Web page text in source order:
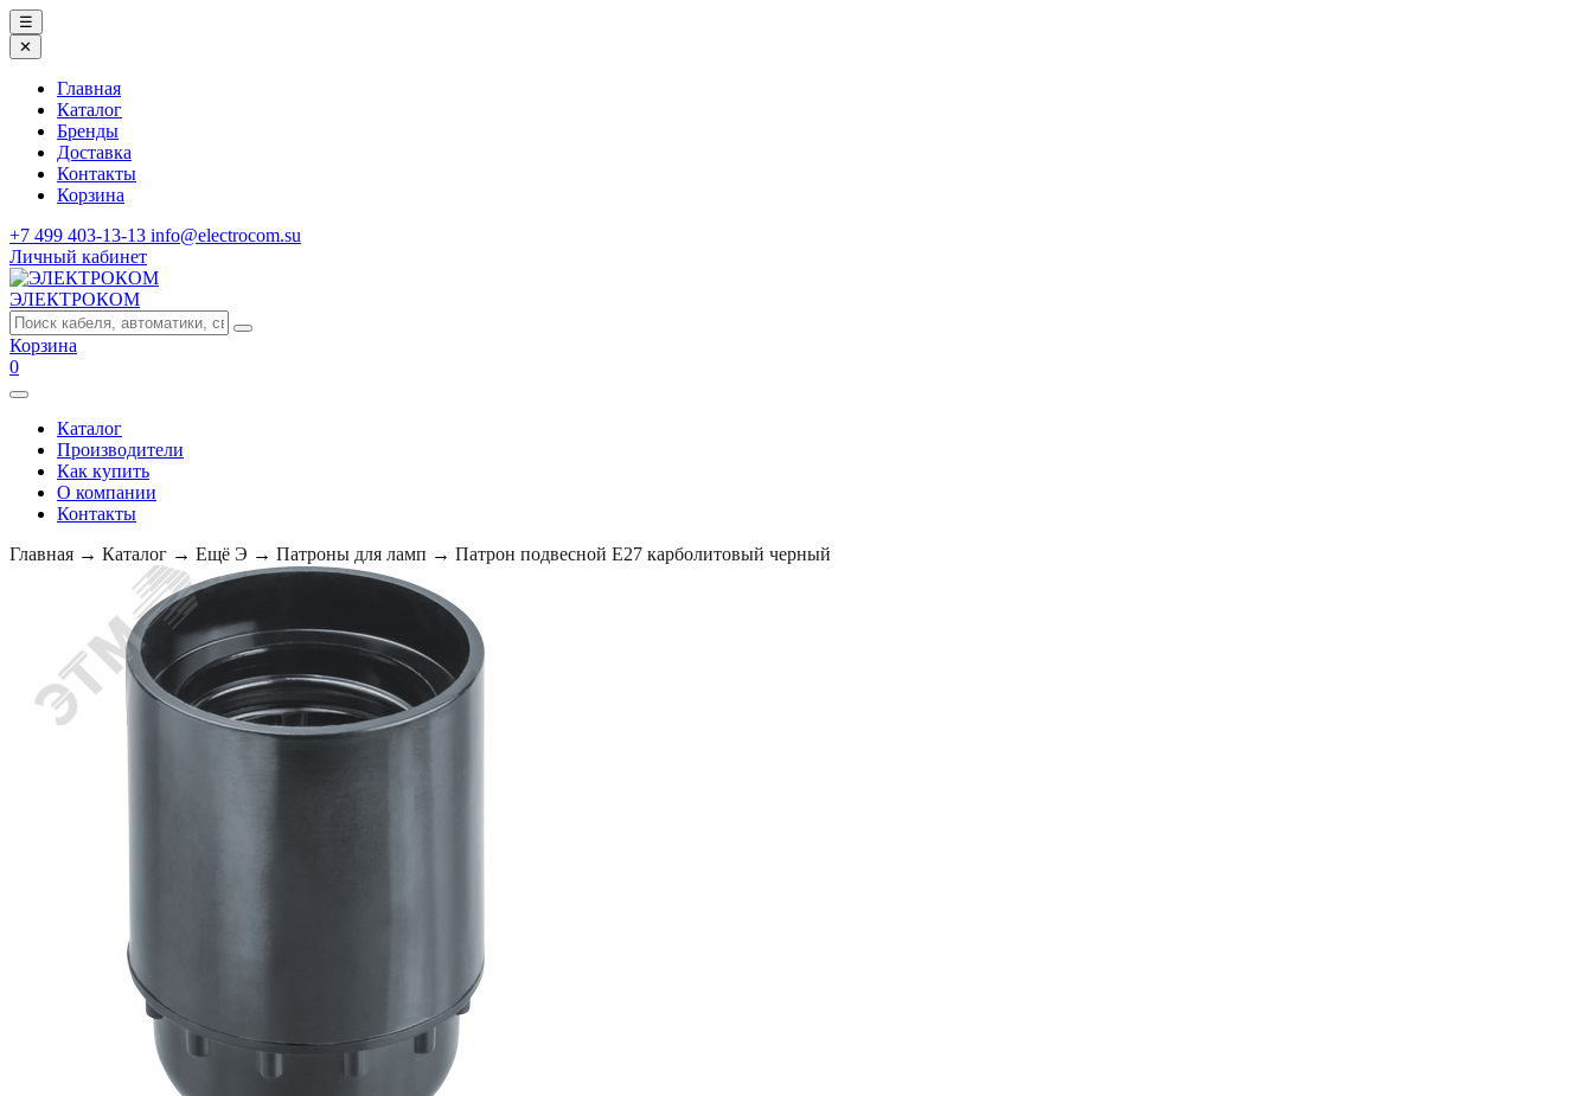
☰
✕
Главная
Каталог
Бренды
Доставка
Контакты
Корзина
+7 499 403-13-13 info@electrocom.su
Личный кабинет
ЭЛЕКТРОКОМ
Корзина
0
Каталог
Производители
Как купить
О компании
Контакты
Главная → Каталог → Ещё Э → Патроны для ламп → Патрон подвесной Е27 карболитовый черный